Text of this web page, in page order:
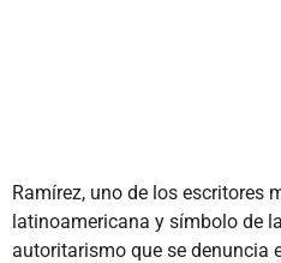
Ramírez, uno de los escritores
latinoamericana y símbolo de
autoritarismo que se denuncia